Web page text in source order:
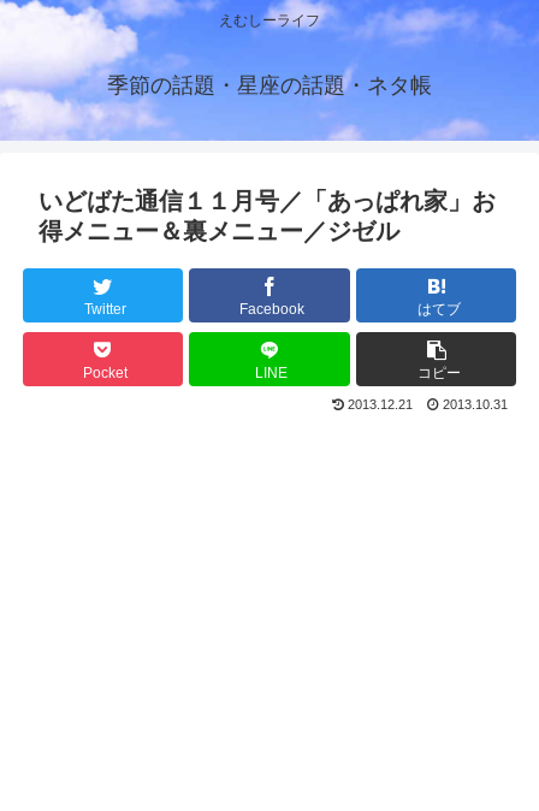
えむしーライフ
季節の話題・星座の話題・ネタ帳
いどばた通信１１月号／「あっぱれ家」お
得メニュー＆裏メニュー／ジゼル
Twitter Facebook はてブ
Pocket LINE コピー
2013.12.21 2013.10.31